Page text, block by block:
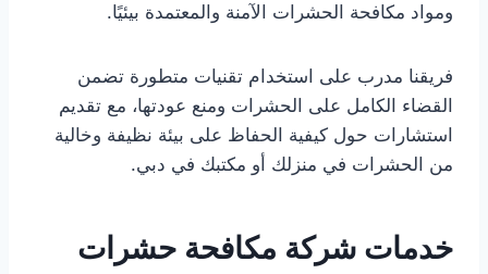
ومواد مكافحة الحشرات الآمنة والمعتمدة بيئيًا.
فريقنا مدرب على استخدام تقنيات متطورة تضمن
القضاء الكامل على الحشرات ومنع عودتها، مع تقديم
استشارات حول كيفية الحفاظ على بيئة نظيفة وخالية
من الحشرات في منزلك أو مكتبك في دبي.
خدمات شركة مكافحة حشرات